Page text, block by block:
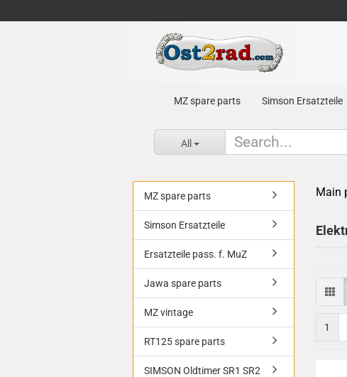
MZ spare parts Simson Ersatzteile
All
Main
1
MZ spare parts
Simson Ersatzteile
Ersatzteile pass. f. MuZ
Jawa spare parts
MZ vintage
RT125 spare parts
SIMSON Oldtimer SR1 SR2